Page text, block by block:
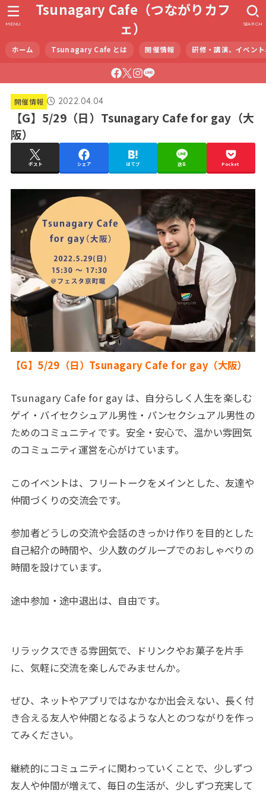
Tsunagary Cafe（つながりカフ
ェ）
ホーム Tsunagary Cafe とは 開催情報 研修・講演、イベン
SEARCH
MENU
開催情報 2022.04.04
【G】5/29（日）Tsunagary Cafe for gay（大
阪）
ポスト シェア はてブ 送る Pocket
【G】5/29（日）Tsunagary Cafe for gay（大阪）
Tsunagary Cafe for gay は、自分らしく人生を楽しむ
ゲイ・バイセクシュアル男性・パンセクシュアル男性の
ためのコミュニティです。安全・安心で、温かい雰囲気
のコミュニティ運営を心がけています。
このイベントは、フリートークをメインとした、友達や
仲間づくりの交流会です。
参加者どうしの交流や会話のきっかけ作りを目的とした
自己紹介の時間や、少人数のグループでのおしゃべりの
時間を設けています。
途中参加・途中退出は、自由です。
リラックスできる雰囲気で、ドリンクやお菓子を片手
に、気軽に交流を楽しんでみませんか。
ぜひ、ネットやアプリではなかなか出会えない、長く付
き合える友人や仲間となるような人とのつながりを作っ
てみください。
継続的にコミュニティに関わっていくことで、少しずつ
友人や仲間が増えて、毎日の生活が、少しずつ充実して